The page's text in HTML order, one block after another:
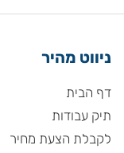
ניווט מהיר
דף הבית
תיק עבודות
לקבלת הצעת מחיר